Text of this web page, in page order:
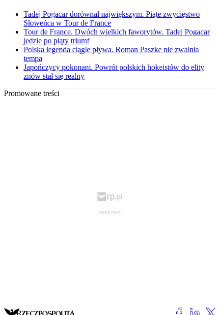
Tadej Pogacar dorównał największym. Piąte zwycięstwo
Słoweńca w Tour de France
Tour de France. Dwóch wielkich faworytów. Tadej Pogacar
jedzie po piąty triumf
Polska legenda ciągle pływa. Roman Paszke nie zwalnia
tempa
Japończycy pokonani. Powrót polskich hokeistów do elity
znów stał się realny
Promowane treści